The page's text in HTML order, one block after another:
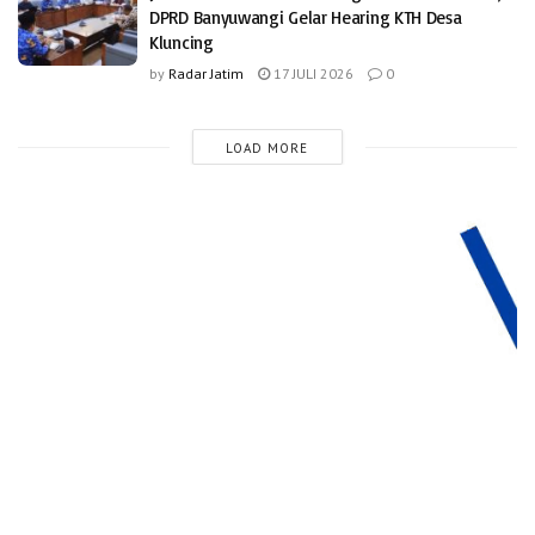
DPRD Banyuwangi Gelar Hearing KTH Desa
Kluncing
by Radar Jatim 17 JULI 2026 0
LOAD MORE